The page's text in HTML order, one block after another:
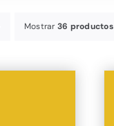
Mostrar 36 productos